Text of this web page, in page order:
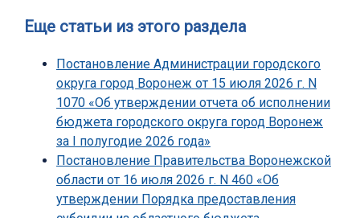
Еще статьи из этого раздела
Постановление Администрации городского
округа город Воронеж от 15 июля 2026 г. N
1070 «Об утверждении отчета об исполнении
бюджета городского округа город Воронеж
за I полугодие 2026 года»
Постановление Правительства Воронежской
области от 16 июля 2026 г. N 460 «Об
утверждении Порядка предоставления